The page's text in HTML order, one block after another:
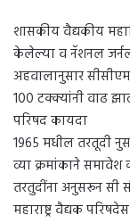
शासकीय वैद्यकीय
केलेल्या व नॅशनल
अहवालानुसार
100 टक्क्यांनी वाढ
परिषद कायदा
1965 मधील तरतूदी
व्या क्रमांकाने
तरतुदींना अनुसरून सी
महाराष्ट्र वैद्यक